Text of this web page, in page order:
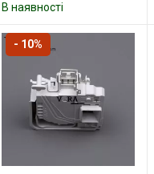
В наявності
- 10%